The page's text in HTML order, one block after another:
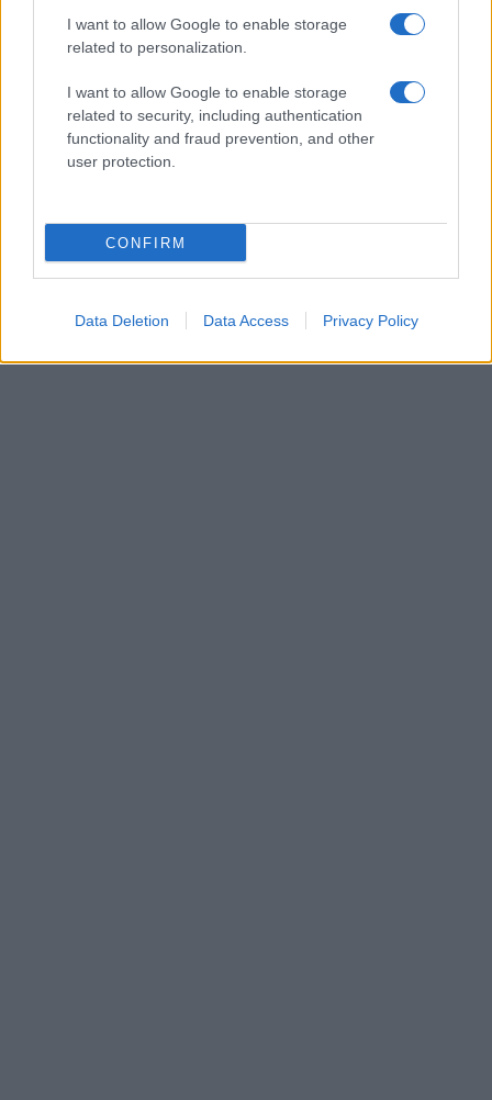
I want to allow Google to enable storage
related to personalization.
I want to allow Google to enable storage
related to security, including authentication
functionality and fraud prevention, and other
user protection.
CONFIRM
Data Deletion Data Access Privacy Policy